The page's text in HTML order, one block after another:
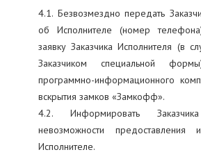
4.1. Безвозмездно передать
об Исполнителе (номер
заявку Заказчика Исполнителя (в
Заказчиком специальной
программно-информационного
вскрытия замков «Замкофф».
4.2. Информировать
невозможности
Исполнителе.